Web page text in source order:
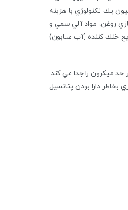
يك تكنولوژي با هزينه
روغن، مواد آلي سمي و
خنك كننده (آب صـابون)
ريز و امولسيون هاي در حد ميكرون را جدا مي كند.
بخاطر دارا بودن پتانسيل